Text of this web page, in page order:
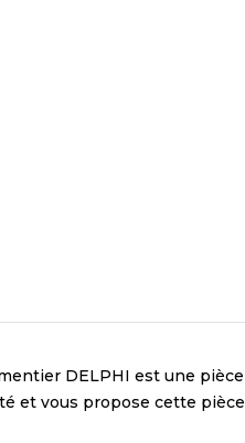
DELPHI est une pièce
et vous propose cette pièce